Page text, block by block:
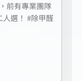
前有專業團隊
選！ #除甲醛